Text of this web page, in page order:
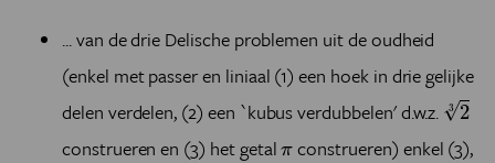
... van de drie Delische problemen uit de oudheid
(enkel met passer en liniaal (1) een hoek in drie gelijke
delen verdelen, (2) een `kubus verdubbelen' d.w.z.
3
√2
23
construeren en (3) het getalπ
πconstrueren) enkel (3),